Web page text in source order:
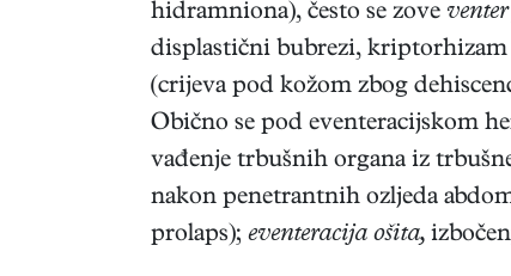
hidramniona), često se zove
displastični bubrezi,
(crijeva pod kožom zbog
Obično se pod eventeracijskom
vađenje trbušnih organa iz
nakon penetrantnih ozljeda
prolaps); eventeracija ošita,